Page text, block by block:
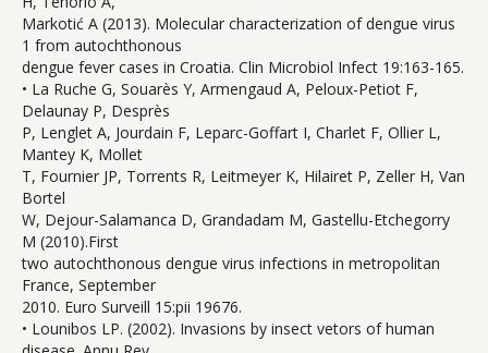
Markotić A (2013). Molecular characterization of dengue virus
1 from autochthonous
dengue fever cases in Croatia. Clin Microbiol Infect 19:163-165.
• La Ruche G, Souarès Y, Armengaud A, Peloux-Petiot F,
Delaunay P, Desprès
P, Lenglet A, Jourdain F, Leparc-Goffart I, Charlet F, Ollier L,
Mantey K, Mollet
T, Fournier JP, Torrents R, Leitmeyer K, Hilairet P, Zeller H, Van
Bortel
W, Dejour-Salamanca D, Grandadam M, Gastellu-Etchegorry
M (2010).First
two autochthonous dengue virus infections in metropolitan
France, September
2010. Euro Surveill 15:pii 19676.
• Lounibos LP. (2002). Invasions by insect vetors of human